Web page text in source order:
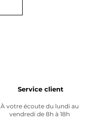
Service client
À votre écoute du lundi au
vendredi de 8h à 18h